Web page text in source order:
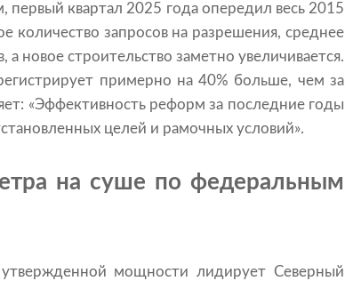
квартал 2025 года опередил весь 2015
количество запросов на разрешения, среднее
новое строительство заметно увеличивается.
примерно на 40% больше, чем за
«Эффективность реформ за последние годы
целей и рамочных условий».
на суше по федеральным
мощности лидирует Северный